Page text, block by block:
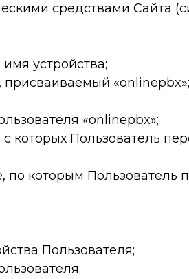
средствами Сайта
устройства;
присваиваемый «onlinepbx»;
«onlinepbx»;
с которых Пользователь
по которым Пользователь
Пользователя;